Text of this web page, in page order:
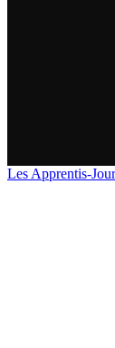
Les Apprentis-